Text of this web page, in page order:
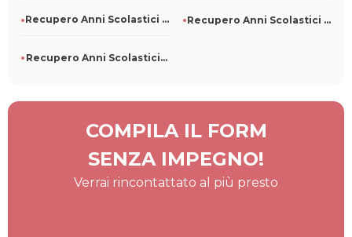
Recupero Anni Scolastici Persi A Pino Torinese Recupero Anni Scolastici Persi A Piano Di Sorrento
Recupero Anni Scolastici Persi A Corinaldo
COMPILA IL FORM
SENZA IMPEGNO!
Verrai rincontattato al più presto